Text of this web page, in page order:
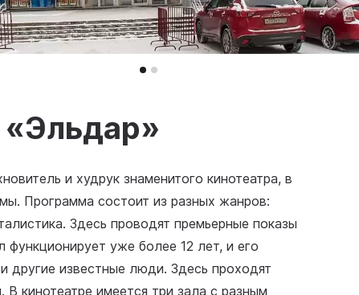
и худрук знаменитого кинотеатра, в
Программа состоит из разных жанров:
Здесь проводят премьерные показы
функционирует уже более 12 лет, и его
другие известные люди. Здесь проходят
В кинотеатре имеется три зала с разным